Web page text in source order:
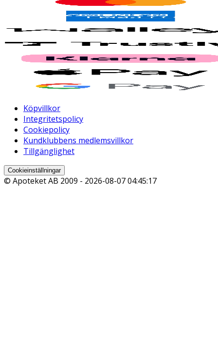
Köpvillkor
Integritetspolicy
Cookiepolicy
Kundklubbens medlemsvillkor
Tillgänglighet
Cookieinställningar
© Apoteket AB 2009 - 2026-08-07 04:45:17